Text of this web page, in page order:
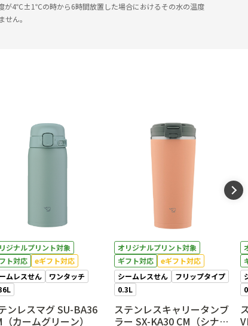
が4℃±1℃の時から6時間放置した場合におけるその水の温度
ん。
ジナルプリント対象
ト対応
eギフト対応
ムレスせん
ワンタッチ
ンレスマグ SU-BA36
（カームグリーン）
オリジナルプリント対象
ギフト対応
eギフト対応
シームレスせん
フリップタイプ
0.3L
ステンレスキャリータンブ
ラー SX-KA30 CM（シナモ